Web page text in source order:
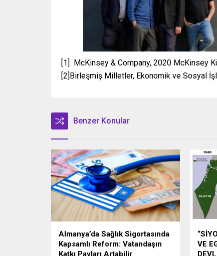
[1] McKinsey & Company, 2020 McKinsey
[2]Birleşmiş Milletler, Ekonomik ve Sosyal
Benzer Konular
Almanya’da Sağlık Sigortasında
Kapsamlı Reform: Vatandaşın
VE